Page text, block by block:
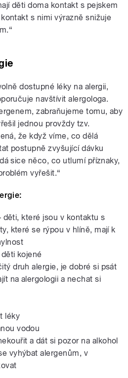
děti doma kontakt s pejskem
s nimi výrazně snižuje
dostupné léky na alergii,
navštívit alergologa.
zabraňujeme tomu, aby
jednou provždy tzv.
že když víme, co dělá
postupně zvyšující dávku
sice něco, co utlumí příznaky,
vyřešit.“
děti, které jsou v kontaktu s
které se rýpou v hlíně, mají k
kojené
druh alergie, je dobré si psát
na alergologii a nechat si
léky
vodou
a dát si pozor na alkohol
vyhýbat alergenům, v